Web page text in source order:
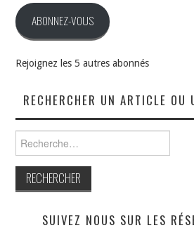
ABONNEZ-VOUS
Rejoignez les 5 autres abonnés
RECHERCHER UN ARTICLE OU
SUIVEZ NOUS SUR LES